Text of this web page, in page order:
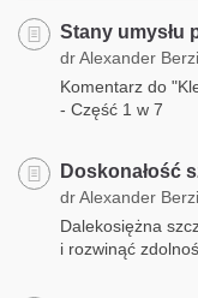
Stany umysłu
dr Alexander
Komentarz do
- Część 1 w 7
Doskonałość
dr Alexander
Dalekosiężna
i rozwinąć